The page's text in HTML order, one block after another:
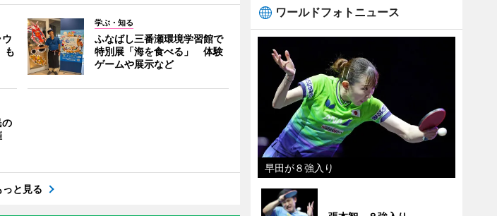
も
学ぶ・知る
ふなばし三番瀬環境学習館で
特別展「海を食べる」 体験
ゲームや展示など
っと見る
ワールドフォトニュース
早田が８強入り